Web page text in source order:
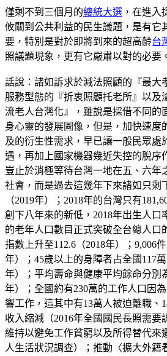
僅剩不到三個月的總統大選 ，在進入
攸關到公共利益的民生議題，是有它
要，特別是對於即將到來的超高齡台
照議題現象，更有它嚴肅以對的必要
話說：諸如訴求於減法照顧的『最大
服務型態的『折衷照顧托老所』以及
流老人台灣化』，雖說是採借不同的
身心靈的發展圖像，但是，加快速度
及的衍生性需求，早已讓一般民眾處
遇，再加上國家機器幾近失控的脫序
豈止於消極等待台灣一地在五、六年
社會，而是過去這幾年下來諸如只剩
（2019年）；2018年的台灣只有
創下八年來的新低，2018年出生人口
的老年人口數目正式突破全台總人口
指數上升至112.6（2018年）；9,006
年）；45歲以上的身障者占全國117
年）；平均壽命與健康平均餘命分別
年）；全國約有230萬的工作人口因
響工作，這其中有13萬人被迫離職、
收入縮減（2016年全國國民長照需要
維持以避免工作貧窮以及所得替代來
人生活狀況調查）；推動〈擴大外籍